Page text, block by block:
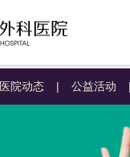
医院动态 | 公益活动